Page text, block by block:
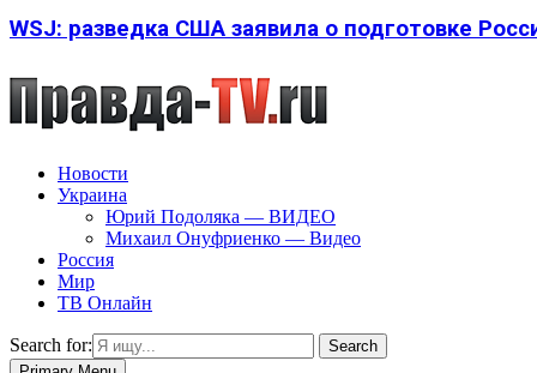
WSJ: разведка США заявила о подготовке
Новости
Украина
Юрий Подоляка — ВИДЕО
Михаил Онуфриенко — Видео
Россия
Мир
ТВ Онлайн
Search for:
Search